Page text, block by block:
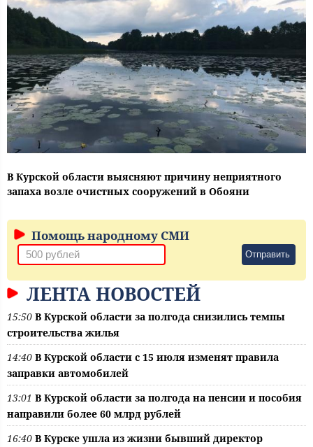
В Курской области выясняют причину неприятного
запаха возле очистных сооружений в Обояни
Помощь народному СМИ
Отправить
ЛЕНТА НОВОСТЕЙ
15:50 В Курской области за полгода снизились темпы
строительства жилья
14:40 В Курской области с 15 июля изменят правила
заправки автомобилей
13:01 В Курской области за полгода на пенсии и пособия
направили более 60 млрд рублей
16:40 В Курске ушла из жизни бывший директор